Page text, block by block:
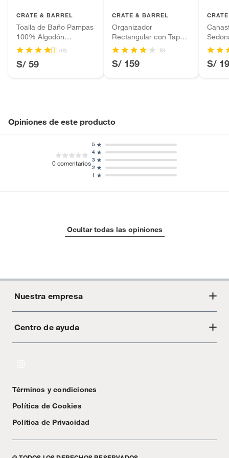
Baterías de auto.
Motocicletas y bicicletas motorizadas.
Licores y cigarros electrónicos.
CRATE & BARREL
Toalla de Baño Pampas
100% Algodón
Orgánico
(10)
S/ 59
CRATE & BARREL
Organizador
Rectangular con Tapa
Sedona Blanco(6)
S/ 159 S/
Opiniones de este producto
0comentarios
1
2
3
4
5
Ocultar todas las opiniones
Nuestra empresa
Acerca de Crate
Centro de ayuda
Textos Legales
Términos y condiciones
Política de Cookies
Política de Privacidad